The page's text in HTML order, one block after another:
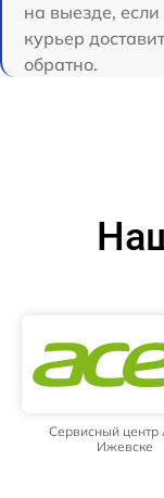
на выезде,
курьер
обратно.
Сервисный центр
Ижевске